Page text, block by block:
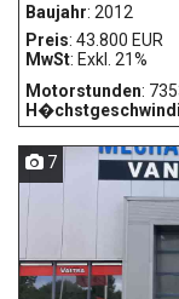
Baujahr: 2012
Preis: 43.800 EUR
MwSt: Exkl. 21%
Motorstunden:
7